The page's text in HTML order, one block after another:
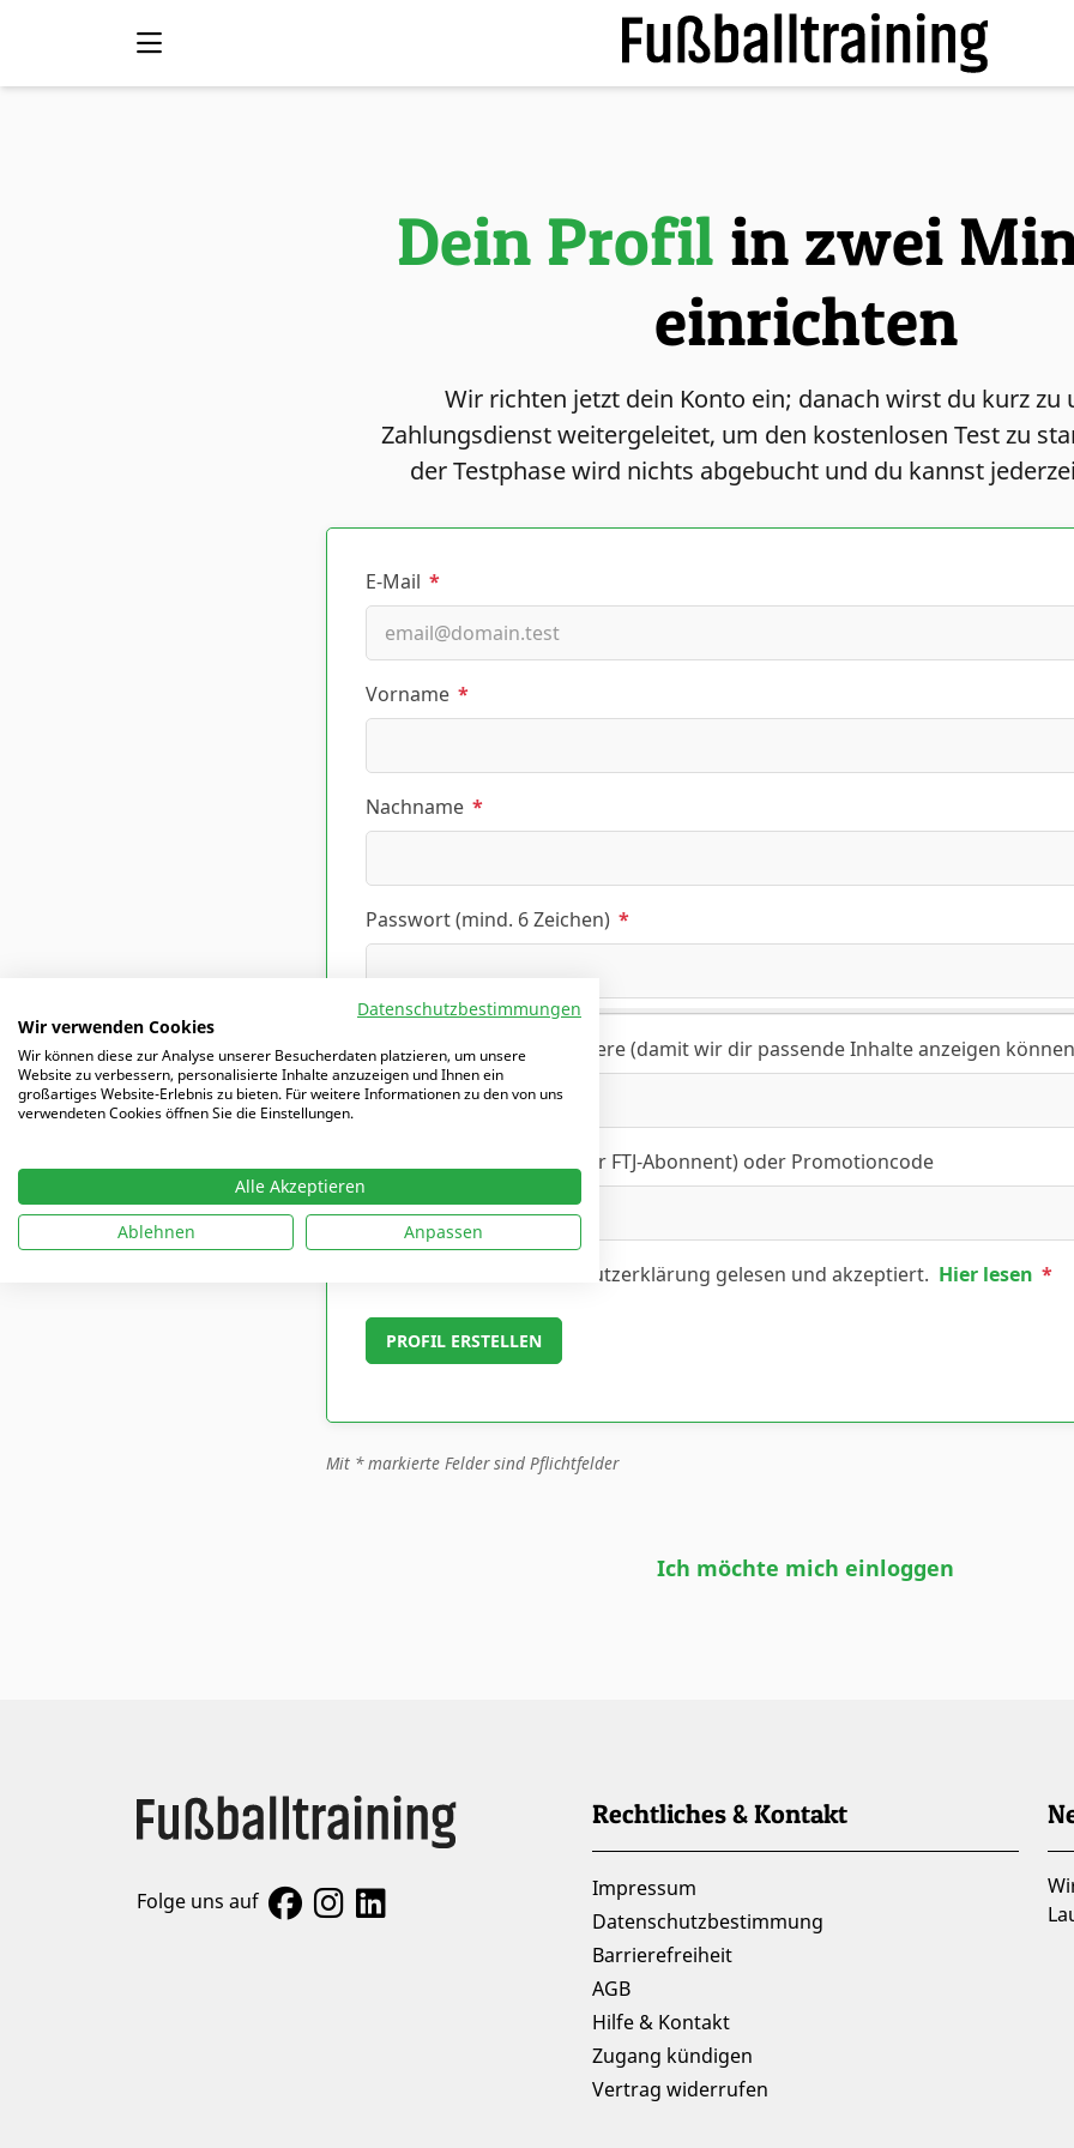
Dein Profil in zwei
einrichten
Wir richten jetzt dein Konto ein; danach wirst du kurz zu
Zahlungsdienst weitergeleitet, um den kostenlosen Test zu
der Testphase wird nichts abgebucht und du kannst
E-Mail *
Vorname *
Nachname *
Passwort (mind. 6 Zeichen) *
Altersklasse, die ich trainiere (damit wir dir passende Inhalte anzeigen
Abonummer (falls FT- oder FTJ-Abonnent) oder Promotioncode
Ich habe die Datenschutzerklärung gelesen und akzeptiert. Hier lesen *
Mit *markierte Felder sind Pflichtfelder
Ich möchte mich einloggen
Folge uns auf
Rechtliches & Kontakt
Impressum
Datenschutzbestimmung
Barrierefreiheit
AGB
Hilfe & Kontakt
Zugang kündigen
Vertrag widerrufen
Datenschutzbestimmungen
Wir verwenden Cookies
Wir können diese zur Analyse unserer Besucherdaten platzieren, um unsere
Website zu verbessern, personalisierte Inhalte anzuzeigen und Ihnen ein
großartiges Website-Erlebnis zu bieten. Für weitere Informationen zu den von uns
verwendeten Cookies öffnen Sie die Einstellungen.
Alle Akzeptieren
Ablehnen
Anpassen